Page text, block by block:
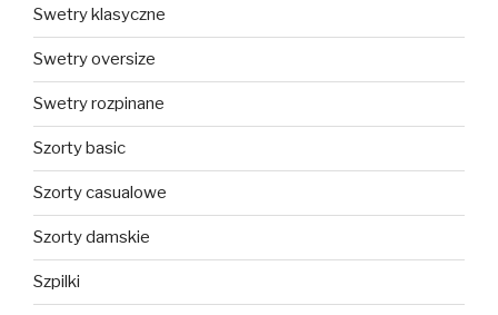
Swetry klasyczne
Swetry oversize
Swetry rozpinane
Szorty basic
Szorty casualowe
Szorty damskie
Szpilki